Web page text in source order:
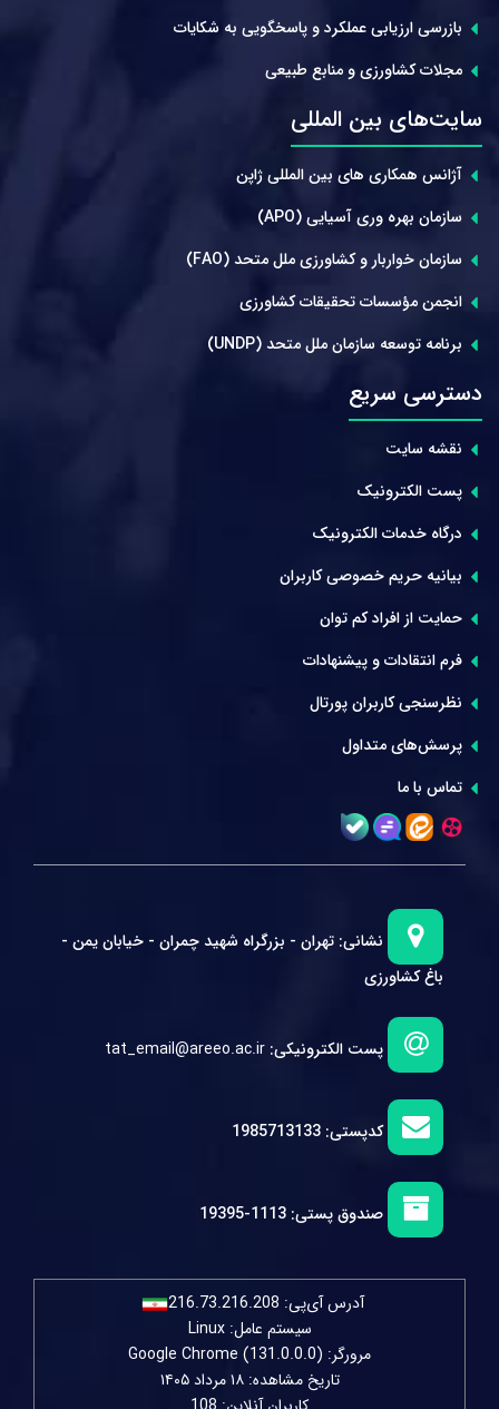
بازرسی ارزیابی عملکرد و پاسخگویی به شکایات
مجلات کشاورزی و منابع طبیعی
سایت‌های بین المللی
آژانس همکاری های بین المللی ژاپن
سازمان بهره وری آسیایی (APO)
سازمان خواربار و کشاورزی ملل متحد (FAO)
انجمن مؤسسات تحقیقات کشاورزی
برنامه توسعه سازمان ملل متحد (UNDP)
دسترسی سریع
نقشه سایت
پست الکترونیک
درگاه خدمات الکترونیک
بیانیه حریم خصوصی کاربران
حمایت از افراد کم توان
فرم انتقادات و پیشنهادات
نظرسنجی کاربران پورتال
پرسش‌های متداول
تماس با ما
نشانی: تهران - بزرگراه شهید چمران - خیابان یمن -
باغ کشاورزی
پست الکترونیکی: tat_email@areeo.ac.ir
کدپستی: 1985713133
صندوق پستی: 1113-19395
آدرس آی‌پی: 216.73.216.208
سیستم عامل: Linux
مرورگر: Google Chrome (131.0.0.0)
تاریخ مشاهده: ۱۸ مرداد ۱۴۰۵